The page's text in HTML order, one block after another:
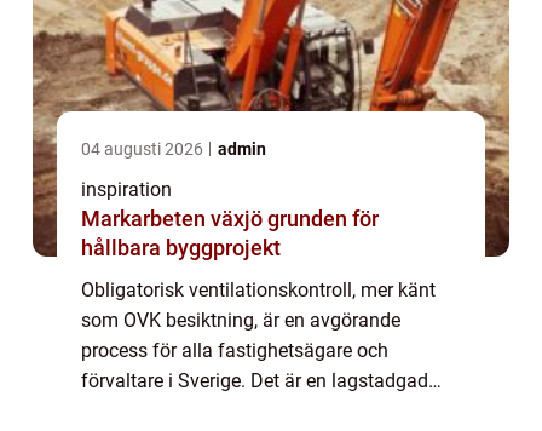
04 augusti 2026 admin
inspiration
Markarbeten växjö grunden för
hållbara byggprojekt
Obligatorisk ventilationskontroll, mer känt
som OVK besiktning, är en avgörande
process för alla fastighetsägare och
förvaltare i Sverige. Det är en lagstadgad